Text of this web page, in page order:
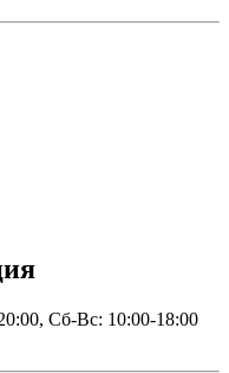
Сб-Вс: 10:00-18:00